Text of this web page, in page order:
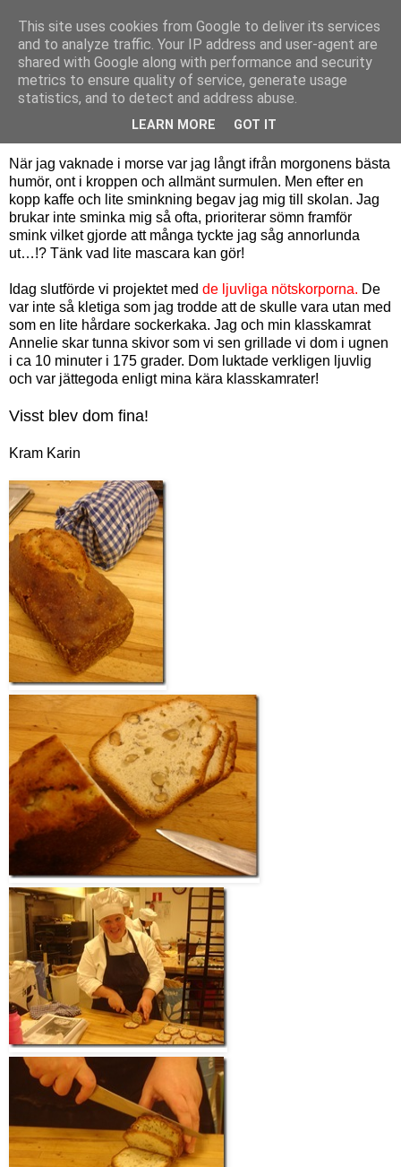
Bagerskan
onsdag 2 februari 2011
Ljuvliga nötskorpor – del 2
När jag vaknade i morse var jag långt ifrån morgonens bästa
humör, ont i kroppen och allmänt surmulen. Men efter en
kopp kaffe och lite sminkning begav jag mig till skolan. Jag
brukar inte sminka mig så ofta, prioriterar sömn framför
smink vilket gjorde att många tyckte jag såg annorlunda
ut…!? Tänk vad lite mascara kan gör!
Idag slutförde vi projektet med de ljuvliga nötskorporna. De
var inte så kletiga som jag trodde att de skulle vara utan med
som en lite hårdare sockerkaka. Jag och min klasskamrat
Annelie skar tunna skivor som vi sen grillade vi dom i ugnen
i ca 10 minuter i 175 grader. Dom luktade verkligen ljuvlig
och var jättegoda enligt mina kära klasskamrater!
Visst blev dom fina!
Kram Karin
This site uses cookies from Google to deliver its services
and to analyze traffic. Your IP address and user-agent are
shared with Google along with performance and security
metrics to ensure quality of service, generate usage
statistics, and to detect and address abuse.
LEARN MORE GOT IT